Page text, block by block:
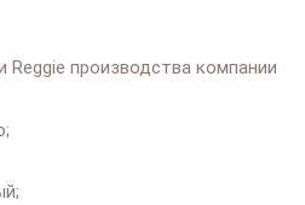
производства компании